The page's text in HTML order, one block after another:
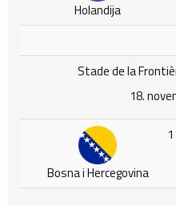
Holandija
Stade de la
18.
Bosna i Hercegovina